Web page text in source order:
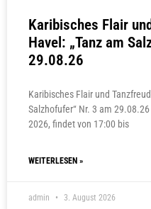
Karibisches Flair
Havel: „Tanz am
29.08.26
Karibisches Flair und
Salzhofufer“ Nr. 3 am
2026, findet von 17:00 bis
WEITERLESEN »
admin 3. August 2026